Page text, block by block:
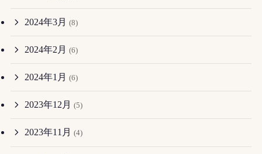
2024年3月 (8)
2024年2月 (6)
2024年1月 (6)
2023年12月 (5)
2023年11月 (4)